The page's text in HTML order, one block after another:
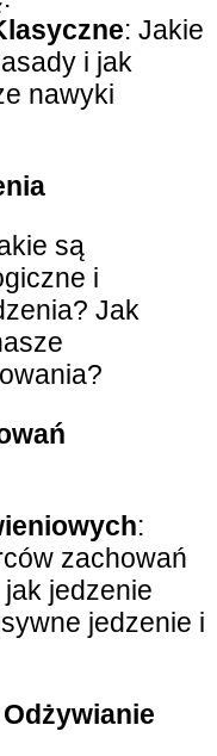
: Jakie
i jak
nawyki
są
i
Jak
:
zachowań
jedzenie
jedzenie i